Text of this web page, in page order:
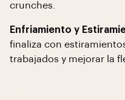
crunches.
Enfriamiento y
finaliza con
trabajados y mejorar la